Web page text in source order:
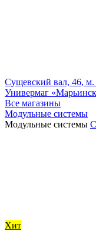
Сущевский вал, 46,
Универмаг
Все магазины
Модульные системы
Модульные системы
Хит